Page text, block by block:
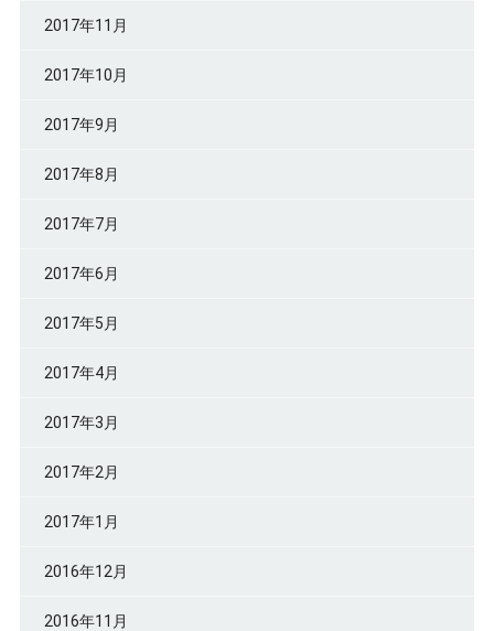
2017年11月
2017年10月
2017年9月
2017年8月
2017年7月
2017年6月
2017年5月
2017年4月
2017年3月
2017年2月
2017年1月
2016年12月
2016年11月